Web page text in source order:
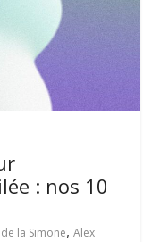
: nos 10
la Simone,Alex